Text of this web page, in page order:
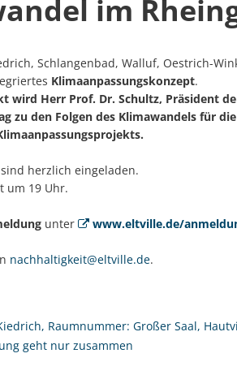
im
Schlangenbad, Walluf, Oestrich-
Klimaanpassungskonzept.
wird Herr Prof. Dr. Schultz, Präsident
zu den Folgen des Klimawandels für
herzlich eingeladen.
um 19 Uhr.
unter www.eltville.de/
nachhaltigkeit@eltville.de.
Raumnummer: Großer Saal,
geht nur zusammen